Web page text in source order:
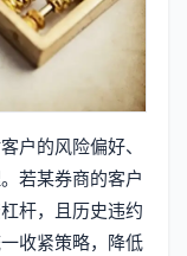
户的风险偏好、
若某券商的客户
杆，且历史违约
收紧策略，降低